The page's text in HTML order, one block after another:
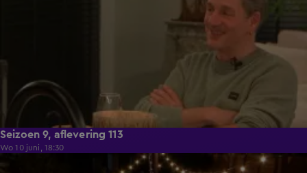
Seizoen 9, aflevering 113
Wo 10 juni, 18:30
21:50